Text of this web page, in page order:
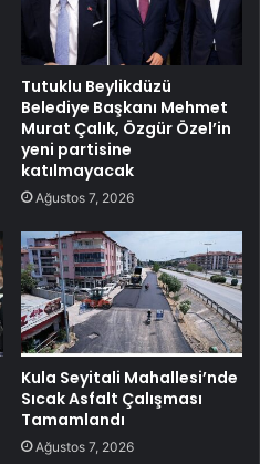
Tutuklu Beylikdüzü
Belediye Başkanı Mehmet
Murat Çalık, Özgür Özel’in
yeni partisine
katılmayacak
Ağustos 7, 2026
Kula Seyitali Mahallesi’nde
Sıcak Asfalt Çalışması
Tamamlandı
Ağustos 7, 2026